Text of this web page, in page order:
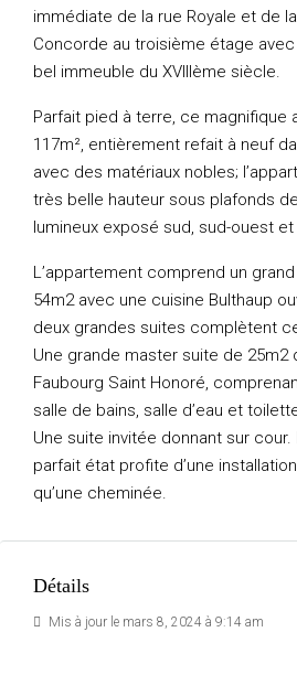
immédiate de la rue Royale et de
Concorde au troisième étage avec
bel immeuble du XVIIIème siècle.
Parfait pied à terre, ce magnifique
117m², entièrement refait à neuf
avec des matériaux nobles;
très belle hauteur sous plafonds
lumineux exposé sud, sud-ouest
L’appartement comprend un
54m2 avec une cuisine Bulthaup
deux grandes suites complètent
Une grande master suite de 25m2
Faubourg Saint Honoré,
salle de bains, salle d’eau et
Une suite invitée donnant sur cour.
parfait état profite d’une
qu’une cheminée.
Détails
Mis à jour le mars 8, 2024 à 9:14 am